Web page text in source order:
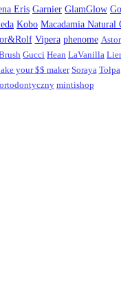
Eris Garnier GlamGlow
Kobo Macadamia Natural
Vipera phenome Astor
Gucci Hean LaVanilla
your $$ maker Soraya Tołpa
ortodontyczny mintishop